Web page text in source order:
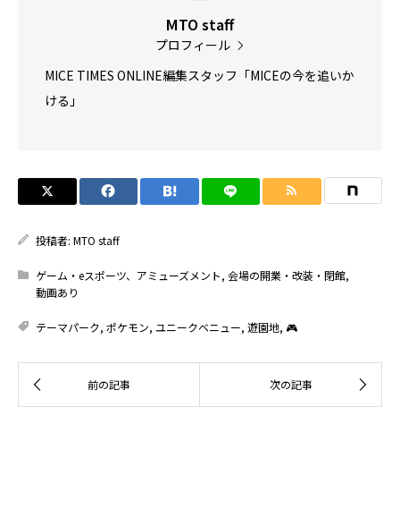
MTO staff
プロフィール
MICE TIMES ONLINE編集スタッフ「MICEの今を追いか
ける」
投稿者: MTO staff
ゲーム・eスポーツ、アミューズメント, 会場の開業・改装・閉館,
動画あり
テーマパーク, ポケモン, ユニークベニュー, 遊園地, 🎮️